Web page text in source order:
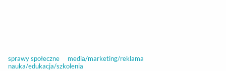
sprawy społeczne
media/marketing/reklama
nauka/edukacja/szkolenia